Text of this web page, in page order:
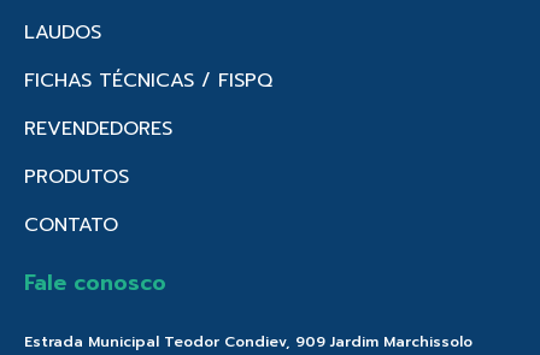
LAUDOS
FICHAS TÉCNICAS / FISPQ
REVENDEDORES
PRODUTOS
CONTATO
Fale conosco
Estrada Municipal Teodor Condiev, 909 Jardim Marchissolo